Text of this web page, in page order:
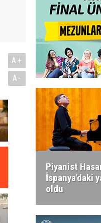
A+
A-
Piyanist
İspanya'daki
oldu